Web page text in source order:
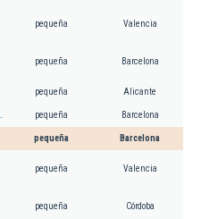
pequeña Valencia
pequeña Barcelona
pequeña Alicante
pequeña Barcelona
pequeña Barcelona
pequeña Valencia
pequeña Córdoba